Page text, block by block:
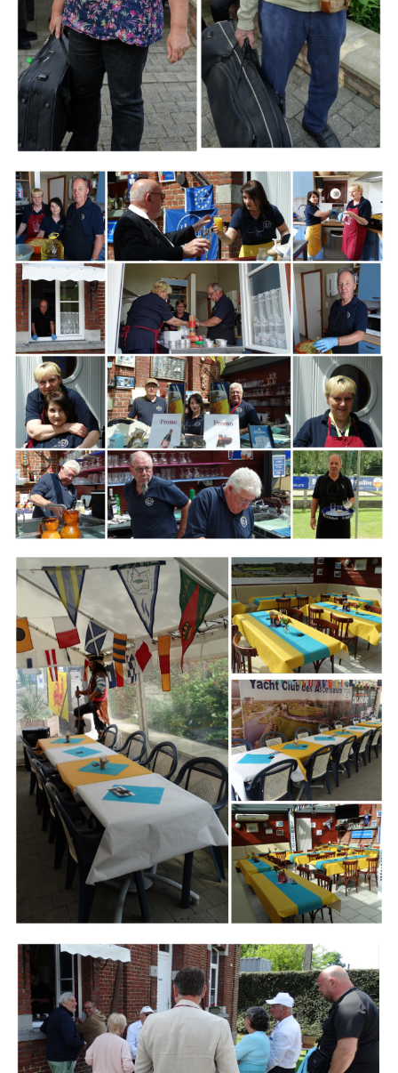
Branding
ARMCHAIR
Branding
ARMCHAIR
Branding
ARMCHAIR